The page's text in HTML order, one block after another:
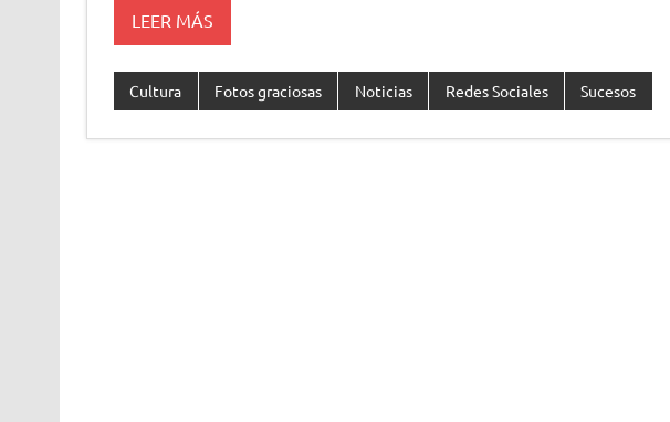
LEER MÁS
Cultura Fotos graciosas Noticias Redes Sociales Sucesos